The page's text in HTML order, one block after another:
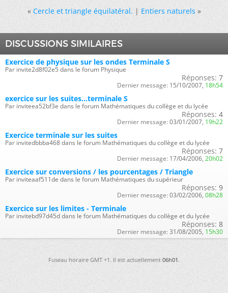
« Cercle et triangle équilatéral.|Entiers naturels »
DISCUSSIONS SIMILAIRES
Exercice de physique sur les ondes Terminale S
Par invite2d8f02e5 dans le forum Physique
Réponses: 7
Dernier message: 15/10/2007, 18h54
exercice sur les suites...terminale S
Par inviteea52bf3e dans le forum Mathématiques du collège et du lycée
Réponses: 4
Dernier message: 03/01/2007, 19h22
Exercice terminale sur les suites
Par invitedbbba468 dans le forum Mathématiques du collège et du lycée
Réponses: 7
Dernier message: 17/04/2006, 20h02
Exercice sur conversions / les pourcentages / Triangle
Par inviteaaf511de dans le forum Mathématiques du supérieur
Réponses: 9
Dernier message: 03/02/2006, 08h28
Exercice sur les limites - Terminale
Par invitebd97d45d dans le forum Mathématiques du collège et du lycée
Réponses: 8
Dernier message: 31/08/2005, 15h30
Fuseau horaire GMT +1. Il est actuellement06h01.